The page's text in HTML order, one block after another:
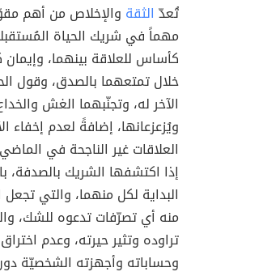
تُعدّ الثقة والإخلاص من أهم
مهماً في شريك الحياة
كأساس للعلاقة بينهما،
خلال تمتعهما بالصدق، وقول
الآخر له، وتجنّبهما الغش
ويُزعزعانها، إضافةً لعدم
العلاقات غير الناجحة في
إذا اكتشفها الشريك بالصدفة،
البداية لكل منهما، والتي
منه أي تصرّفات تدعوه للشك،
تراوده وتثير حيرته، وعدم
وحساباته وأجهزته الشخصيّة